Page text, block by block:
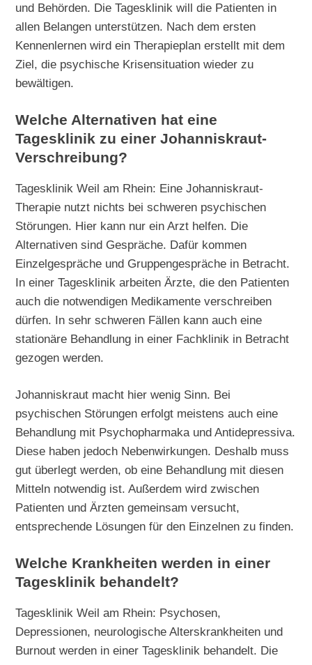
und Behörden. Die Tagesklinik will die Patienten in
allen Belangen unterstützen. Nach dem ersten
Kennenlernen wird ein Therapieplan erstellt mit dem
Ziel, die psychische Krisensituation wieder zu
bewältigen.
Welche Alternativen hat eine
Tagesklinik zu einer Johanniskraut-
Verschreibung?
Tagesklinik Weil am Rhein: Eine Johanniskraut-
Therapie nutzt nichts bei schweren psychischen
Störungen. Hier kann nur ein Arzt helfen. Die
Alternativen sind Gespräche. Dafür kommen
Einzelgespräche und Gruppengespräche in Betracht.
In einer Tagesklinik arbeiten Ärzte, die den Patienten
auch die notwendigen Medikamente verschreiben
dürfen. In sehr schweren Fällen kann auch eine
stationäre Behandlung in einer Fachklinik in Betracht
gezogen werden.
Johanniskraut macht hier wenig Sinn. Bei
psychischen Störungen erfolgt meistens auch eine
Behandlung mit Psychopharmaka und Antidepressiva.
Diese haben jedoch Nebenwirkungen. Deshalb muss
gut überlegt werden, ob eine Behandlung mit diesen
Mitteln notwendig ist. Außerdem wird zwischen
Patienten und Ärzten gemeinsam versucht,
entsprechende Lösungen für den Einzelnen zu finden.
Welche Krankheiten werden in einer
Tagesklinik behandelt?
Tagesklinik Weil am Rhein: Psychosen,
Depressionen, neurologische Alterskrankheiten und
Burnout werden in einer Tagesklinik behandelt. Die